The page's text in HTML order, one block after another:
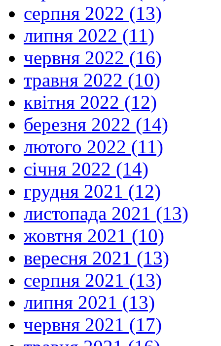
серпня 2022 (13)
липня 2022 (11)
червня 2022 (16)
травня 2022 (10)
квітня 2022 (12)
березня 2022 (14)
лютого 2022 (11)
січня 2022 (14)
грудня 2021 (12)
листопада 2021 (13)
жовтня 2021 (10)
вересня 2021 (13)
серпня 2021 (13)
липня 2021 (13)
червня 2021 (17)